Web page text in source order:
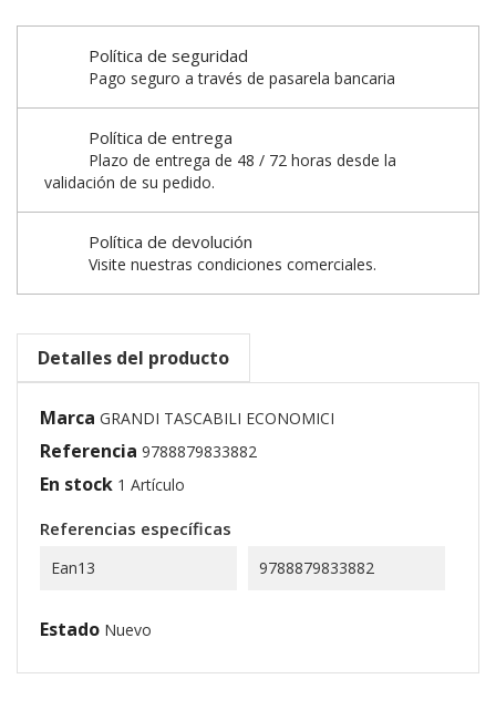
Política de seguridad
Pago seguro a través de pasarela bancaria
Política de entrega
Plazo de entrega de 48 / 72 horas desde la
validación de su pedido.
Política de devolución
Visite nuestras condiciones comerciales.
Detalles del producto
Marca GRANDI TASCABILI ECONOMICI
Referencia 9788879833882
En stock 1 Artículo
Referencias específicas
Ean13 9788879833882
Estado Nuevo